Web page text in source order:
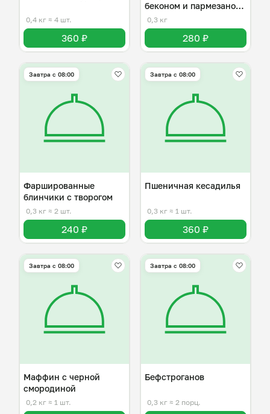
0,4 кг ≈ 4 шт.
360 ₽
беконом и пармезаном
( Омлет)
0,3 кг
280 ₽
Завтра c 08:00
Фаршированные
блинчики с творогом
0,3 кг ≈ 2 шт.
240 ₽
Завтра c 08:00
Пшеничная кесадилья
0,3 кг ≈ 1 шт.
360 ₽
Завтра c 08:00
Маффин с черной
смородиной
0,2 кг ≈ 1 шт.
Завтра c 08:00
Бефстроганов
0,3 кг ≈ 2 порц.